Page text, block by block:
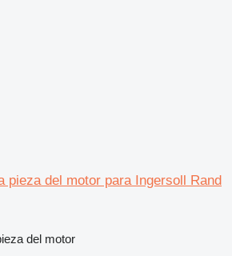
pieza del motor para Ingersoll Rand
del motor